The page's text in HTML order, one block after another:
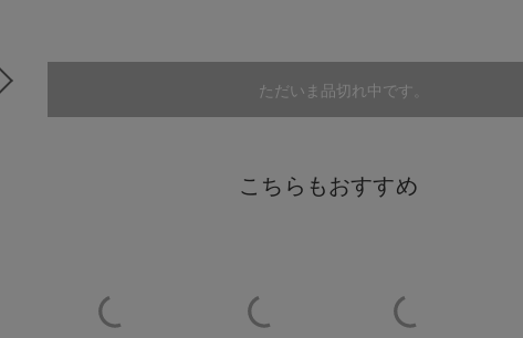
ただいま品切れ中です。
こちらもおすすめ